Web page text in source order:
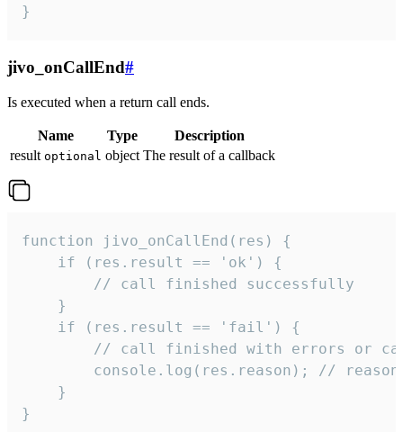
}
jivo_onCallEnd#
Is executed when a return call ends.
Name Type
Description
result optional object The result of a callback
function jivo_onCallEnd(res) {
    if (res.result == 'ok') {
        // call finished successfully
    }
    if (res.result == 'fail') {
// call finished with errors or
console.log(res.reason); //
    }
}